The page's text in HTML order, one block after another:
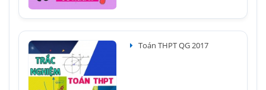
Toán THPT QG 2017